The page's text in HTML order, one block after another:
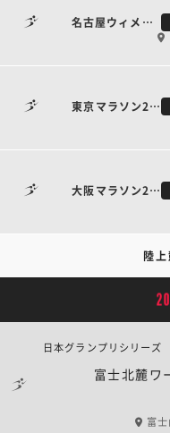
名古屋ウィメンズマラソン2026
東京マラソン2026
大阪マラソン2026
陸
富士北麓ワ
日本グランプリシリー
富